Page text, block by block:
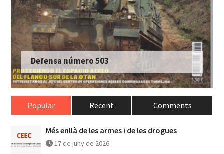
Defensa número 503
Popular Recent Comments
Més enllà de les armes i de les drogues
17 de juny de 2026